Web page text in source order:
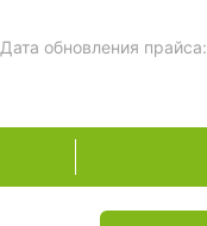
Дата обновления прайса: